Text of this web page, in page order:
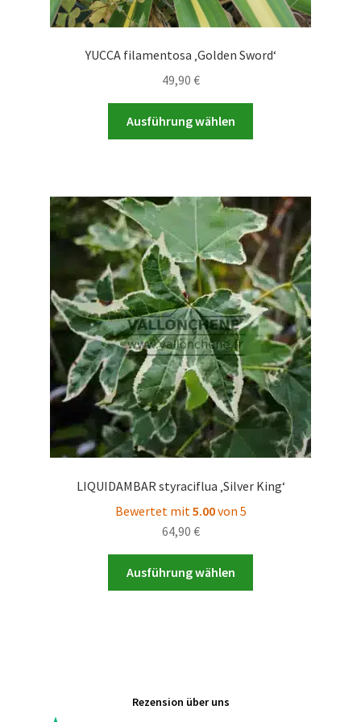
YUCCA filamentosa ‚Golden Sword‘
49,90 €
Ausführung wählen
Varianten
auf.
Die
Optionen
können
auf
der
Produktseite
gewählt
werden
LIQUIDAMBAR styraciflua ‚Silver King‘
Bewertet mit 5.00von 5
64,90 €
Ausführung wählen
Rezension über uns